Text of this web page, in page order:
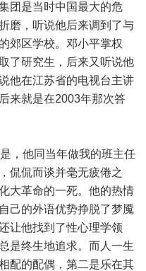
团是当时中国最大的危
磨，听说他后来调到了与
郊区学校。邓小平掌权
了研究生，后来又听说他
他在江苏省的电视台主讲
来就是在2003年那次答
他同当年做我的班主任
侃侃而谈并毫无疲倦之
大革命的一死。他的热情
己的外语优势挣脱了梦魇
让他找到了性心理学领
是终生地追求。而人一生
配的配偶，第二是乐在其